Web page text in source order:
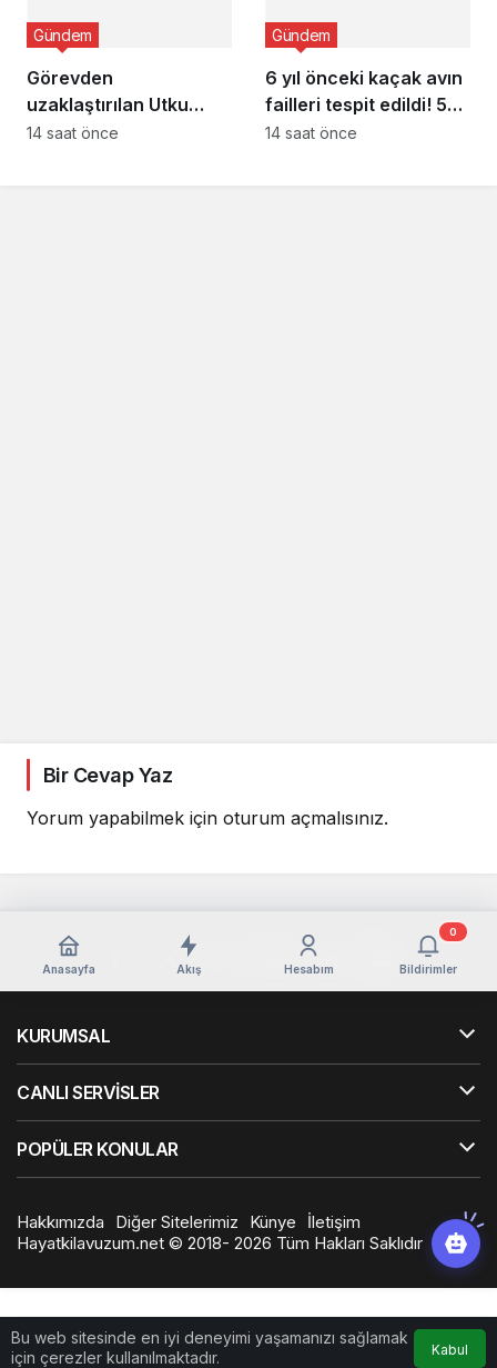
Görevden
uzaklaştırılan Utku
Caner Çaykara
Gündem
14 saat önce
6 yıl önceki kaçak avın
failleri tespit edildi! 5
yaban keçisi için ceza
Gündem
14 saat önce
Bir Cevap Yaz
Yorum yapabilmek için oturum açmalısınız.
Bu web sitesinde en iyi deneyimi yaşamanızı sağlamak
için çerezler kullanılmaktadır.
Kabul
Anasayfa Akış Hesabım Bildirimler
0
KURUMSAL
CANLI SERVİSLER
POPÜLER KONULAR
Hakkımızda Diğer Sitelerimiz Künye
İletişim
Hayatkilavuzum.net © 2018- 2026 Tüm Hakları Saklıdır